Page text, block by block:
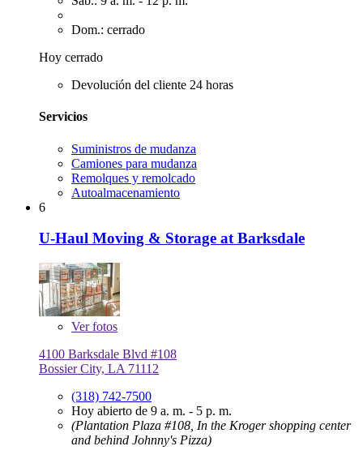
Dom.: cerrado
Hoy cerrado
Devolución del cliente 24 horas
Servicios
Suministros de mudanza
Camiones para mudanza
Remolques y remolcado
Autoalmacenamiento
6
U-Haul Moving & Storage at Barksdale
Verfotos
4100 Barksdale Blvd #108
Bossier City, LA 71112
(318) 742-7500
Hoy abierto de 9 a. m. - 5 p. m.
(Plantation Plaza #108, In the Kroger shopping center
and behind Johnny's Pizza)